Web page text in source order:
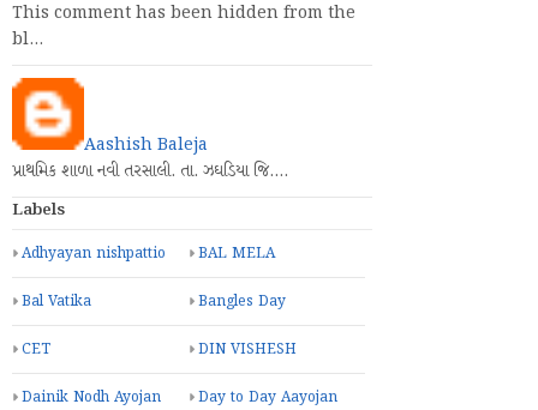
This comment has been hidden from the
bl…
Aashish Baleja
પ્રાથમિક શાળા નવી તરસાલી. તા. ઝઘડિયા જિ.…
Labels
Adhyayan nishpattio BAL MELA
Bal Vatika Bangles Day
CET DIN VISHESH
Dainik Nodh Ayojan Day to Day Aayojan